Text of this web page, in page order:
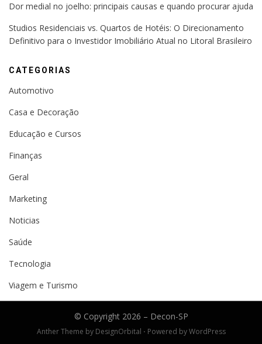
Dor medial no joelho: principais causas e quando procurar ajuda
Studios Residenciais vs. Quartos de Hotéis: O Direcionamento
Definitivo para o Investidor Imobiliário Atual no Litoral Brasileiro
CATEGORIAS
Automotivo
Casa e Decoração
Educação e Cursos
Finanças
Geral
Marketing
Noticias
Saúde
Tecnologia
Viagem e Turismo
© Copyright 2026 – Decon-SP
Anther Theme by DesignOrbital ⋅ Powered byWordPress